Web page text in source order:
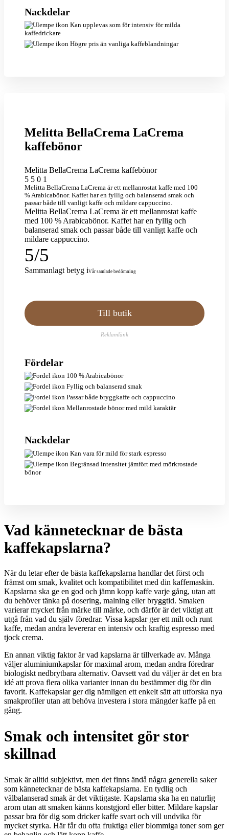
Nackdelar
Kan upplevas som för intensiv för milda
kaffedrickare
Högre pris än vanliga kaffeblandningar
Melitta BellaCrema LaCrema
kaffebönor
Melitta BellaCrema LaCrema kaffebönor
5 5 0 1
Melitta BellaCrema LaCrema är ett mellanrostat kaffe med 100
% Arabicabönor. Kaffet har en fyllig och balanserad smak och
passar både till vanligt kaffe och mildare cappuccino.
Melitta BellaCrema LaCrema är ett mellanrostat kaffe
med 100 % Arabicabönor. Kaffet har en fyllig och
balanserad smak och passar både till vanligt kaffe och
mildare cappuccino.
5/5
Sammanlagt betyg iVår samlade bedömning
Till butik
Reklamlänk
Fördelar
100 % Arabicabönor
Fyllig och balanserad smak
Passar både bryggkaffe och cappuccino
Mellanrostade bönor med mild karaktär
Nackdelar
Kan vara för mild för stark espresso
Begränsad intensitet jämfört med mörkrostade
bönor
Vad kännetecknar de bästa
kaffekapslarna?
När du letar efter de bästa kaffekapslarna handlar det först och
främst om smak, kvalitet och kompatibilitet med din kaffemaskin.
Kapslarna ska ge en god och jämn kopp kaffe varje gång, utan att
du behöver tänka på dosering, malning eller bryggtid. Smaken
varierar mycket från märke till märke, och därför är det viktigt att
utgå från vad du själv föredrar. Vissa kapslar ger ett milt och runt
kaffe, medan andra levererar en intensiv och kraftig espresso med
tjock crema.
En annan viktig faktor är vad kapslarna är tillverkade av. Många
väljer aluminiumkapslar för maximal arom, medan andra föredrar
biologiskt nedbrytbara alternativ. Oavsett vad du väljer är det en bra
idé att prova flera olika varianter innan du bestämmer dig för din
favorit. Kaffekapslar ger dig nämligen ett enkelt sätt att utforska nya
smakprofiler utan att behöva investera i stora mängder kaffe på en
gång.
Smak och intensitet gör stor
skillnad
Smak är alltid subjektivt, men det finns ändå några generella saker
som kännetecknar de bästa kaffekapslarna. En tydlig och
välbalanserad smak är det viktigaste. Kapslarna ska ha en naturlig
arom utan att smaken känns konstgjord eller bitter. Mildare kapslar
passar bra för dig som dricker kaffe svart och vill undvika för
mycket styrka. Här får du ofta fruktiga eller blommiga toner som ger